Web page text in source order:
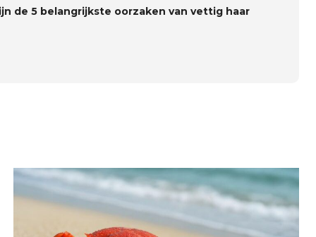
de 5 belangrijkste oorzaken van vettig haar